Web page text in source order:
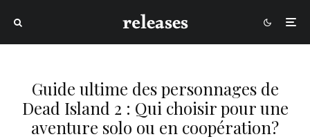
Guide ultime des personnages de
Dead Island 2 : Qui choisir pour une
aventure solo ou en coopération?